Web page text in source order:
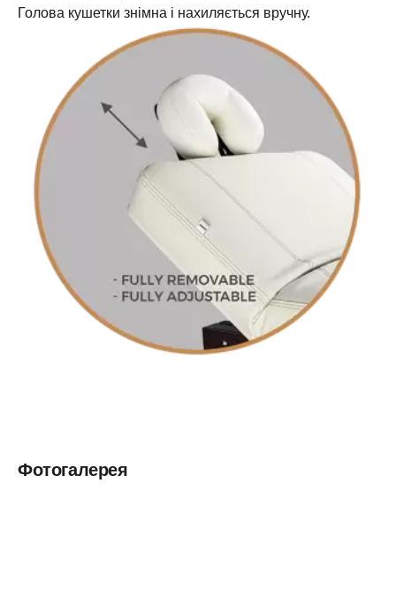
Голова кушетки знімна і нахиляється вручну.
Фотогалерея